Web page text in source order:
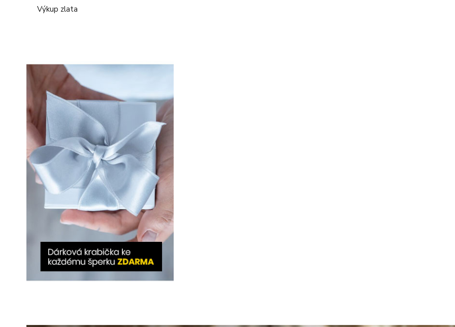
Výkup zlata